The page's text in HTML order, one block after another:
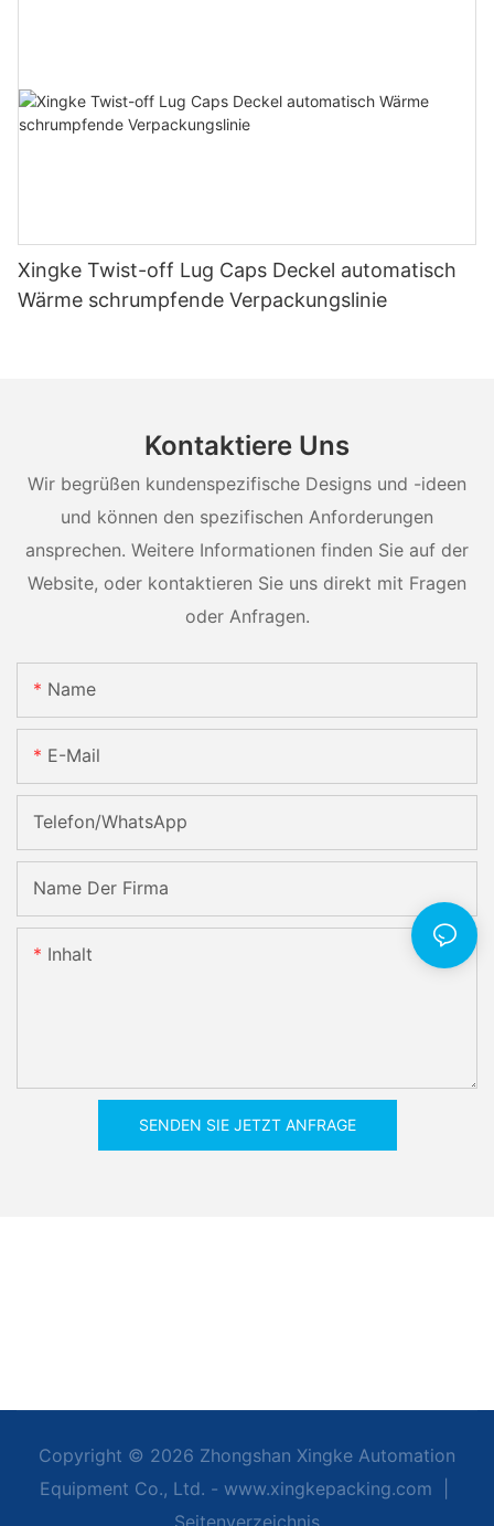
Xingke Twist-off Lug Caps Deckel automatisch
Wärme schrumpfende Verpackungslinie
Kontaktiere Uns
Wir begrüßen kundenspezifische Designs und -ideen
und können den spezifischen Anforderungen
ansprechen. Weitere Informationen finden Sie auf der
Website, oder kontaktieren Sie uns direkt mit Fragen
oder Anfragen.
Name
E-Mail
Telefon/WhatsApp
Name Der Firma
Inhalt
SENDEN SIE JETZT ANFRAGE
Copyright © 2026 Zhongshan Xingke Automation
Equipment Co., Ltd. - www.xingkepacking.com
Seitenverzeichnis